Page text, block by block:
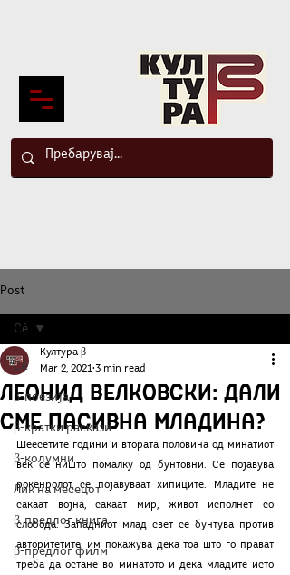
Post
Сè
β-поезија
β-кратки раскази
β-колумни
Лик на месецот
β-предлог книга
β-предлог филм
Сè
Леонид Велковски: Дали
сме пасивна младина?
Култура β
Mar 2, 2021 3 min read
Шеесетите години и втората половина од минатиот
век се ништо помалку од бунтовни. Се појавува
рокенролот, се појавуваат хипиците. Младите не
сакаат војна, сакаат мир, живот исполнет со
слобода. Западниот млад свет се бунтува против
авторитетите, им покажува дека тоа што го прават
треба да остане во минатото и дека младите исто